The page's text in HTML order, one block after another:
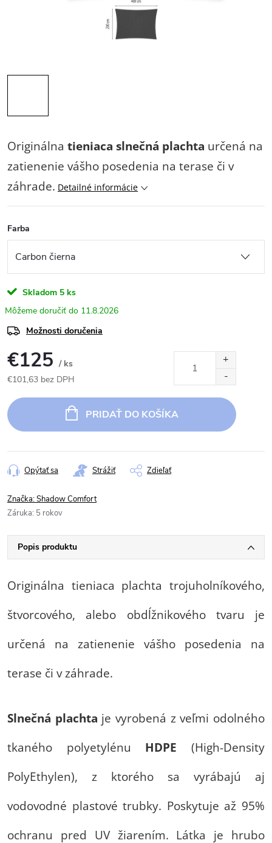
Originálna tieniaca slnečná plachta určená na
zatienenie vášho posedenia na terase či v
záhrade. Detailné informácie
Farba
Skladom 5 ks
11.8.2026
Možnosti doručenia
€125 / ks
€101,63 bez DPH
cena:
PRIDAŤ DO KOŠÍKA
Opýtať sa Strážiť Zdieľať
Značka:Shadow Comfort
Záruka: 5 rokov
Popis produktu
Originálna tieniaca plachta trojuholníkového,
štvorcového, alebo obdĺžnikového tvaru je
určená na zatienenie vášho posedenia na
terase či v záhrade.
Slnečná plachta je vyrobená z veľmi odolného
tkaného polyetylénu HDPE (High-Density
PolyEthylen), z ktorého sa vyrábajú aj
vodovodné plastové trubky. Poskytuje až 95%
ochranu pred UV žiarením. Látka je hrubo